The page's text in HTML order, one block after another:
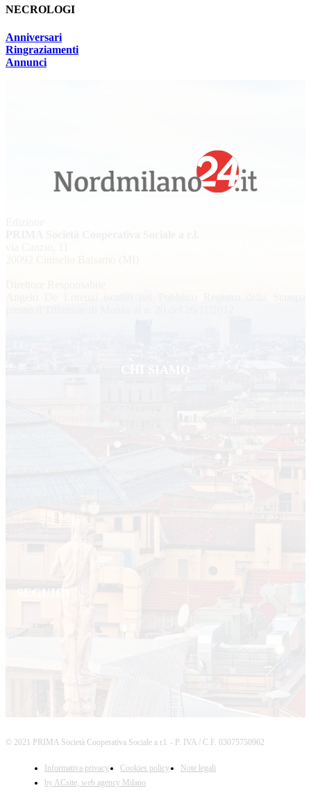
NECROLOGI
Anniversari
Ringraziamenti
Annunci
SEGUICI
© 2021 PRIMA Società Cooperativa Sociale a r.l. - P. IVA / C.F. 03075750962
Informativa privacy Cookies policy
Note legali
by ACsite, web agency Milano